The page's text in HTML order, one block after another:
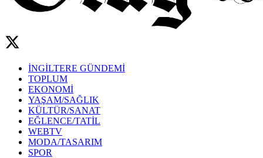
İNGİLTERE GÜNDEMİ
TOPLUM
EKONOMİ
YAŞAM/SAĞLIK
KÜLTÜR/SANAT
EĞLENCE/TATİL
WEBTV
MODA/TASARIM
SPOR